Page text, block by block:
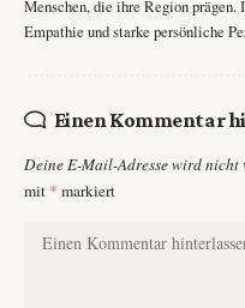
Menschen, die ihre Region
Empathie und starke persönliche
Einen Kommentar
Deine E-Mail-Adresse wird nicht
mit * markiert